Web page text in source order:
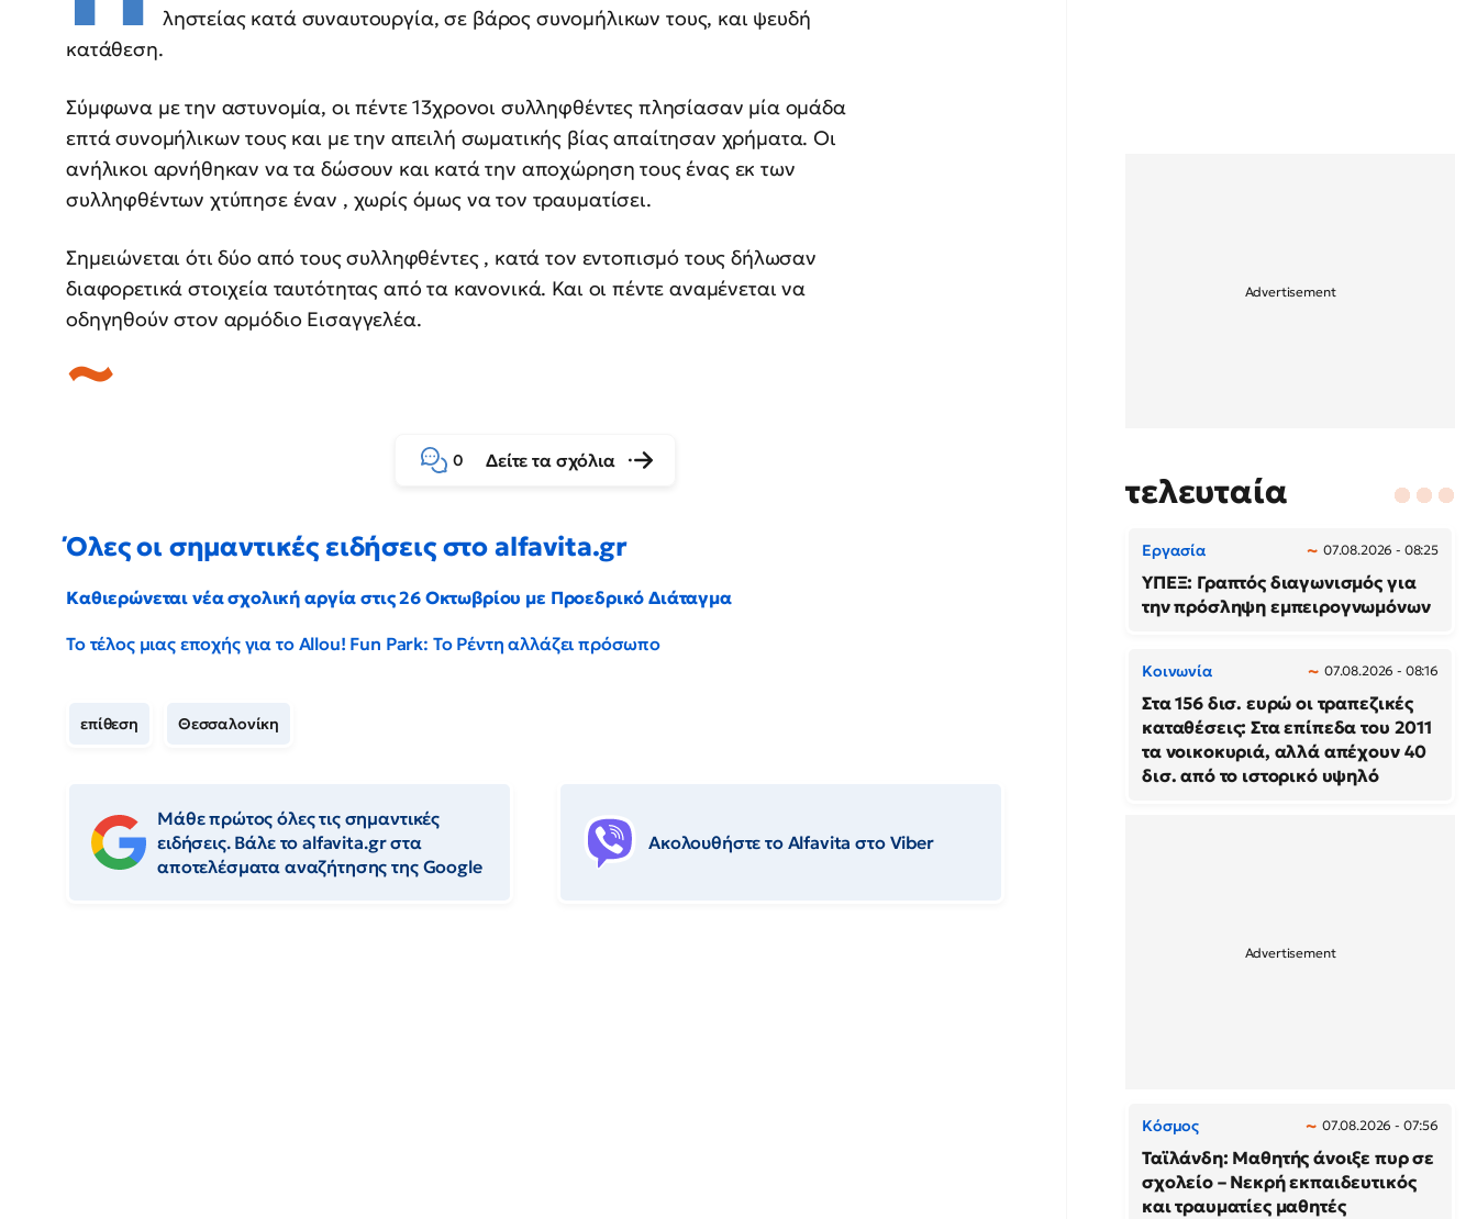
ληστείας κατά συναυτουργία, σε βάρος συνομήλικων τους, και ψευδή
κατάθεση.
Σύμφωνα με την αστυνομία, οι πέντε 13χρονοι συλληφθέντες πλησίασαν μία ομάδα
επτά συνομήλικων τους και με την απειλή σωματικής βίας απαίτησαν χρήματα. Οι
ανήλικοι αρνήθηκαν να τα δώσουν και κατά την αποχώρηση τους ένας εκ των
συλληφθέντων χτύπησε έναν , χωρίς όμως να τον τραυματίσει.
Σημειώνεται ότι δύο από τους συλληφθέντες , κατά τον εντοπισμό τους δήλωσαν
διαφορετικά στοιχεία ταυτότητας από τα κανονικά. Και οι πέντε αναμένεται να
οδηγηθούν στον αρμόδιο Εισαγγελέα.
0 Δείτε τα σχόλια
Όλες οι σημαντικές ειδήσεις στο alfavita.gr
Καθιερώνεται νέα σχολική αργία στις 26 Οκτωβρίου με Προεδρικό Διάταγμα
Το τέλος μιας εποχής για το Allou! Fun Park: Το Ρέντη αλλάζει πρόσωπο
επίθεση Θεσσαλονίκη
Μάθε πρώτος όλες τις σημαντικές
ειδήσεις. Βάλε το alfavita.gr στα
αποτελέσματα αναζήτησης της Google
Ακολουθήστε το Αlfavita στο Viber
τελευταία
Εργασία 07.08.2026 - 08:25
ΥΠΕΞ: Γραπτός διαγωνισμός για
την πρόσληψη εμπειρογνωμόνων
Κοινωνία 07.08.2026 - 08:16
Στα 156 δισ. ευρώ οι τραπεζικές
καταθέσεις: Στα επίπεδα του 2011
τα νοικοκυριά, αλλά απέχουν 40
δισ. από το ιστορικό υψηλό
Κόσμος 07.08.2026 - 07:56
Ταϊλάνδη: Μαθητής άνοιξε πυρ σε
σχολείο – Νεκρή εκπαιδευτικός
και τραυματίες μαθητές